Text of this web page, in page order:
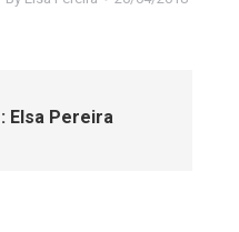
Elsa Pereira